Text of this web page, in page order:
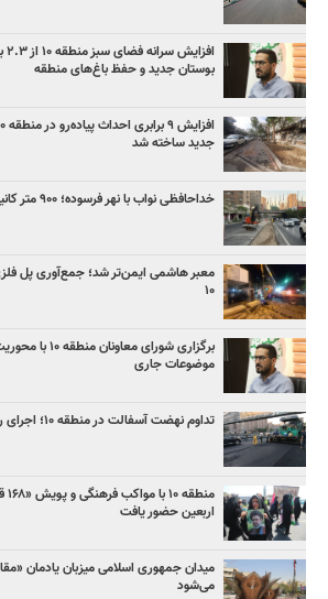
بوستان جدید و حفظ باغ‌های منطقه
جدید ساخته شد
خداحافظی نواب با نهر فرسوده؛ ۹۰۰ متر کانیو اجرا شد
معبر هاشمی ایمن‌تر شد؛ جمع‌آوری پل
۱۰
برگزاری شورای
موضوعات جاری
تداوم نهضت آسفالت در منطقه ۱۰؛ اجرای روکش مکانیزه خیابان قزوین
اربعین حضور یافت
میدان جمهوری اسلامی میزبان یادمان
می‌شود